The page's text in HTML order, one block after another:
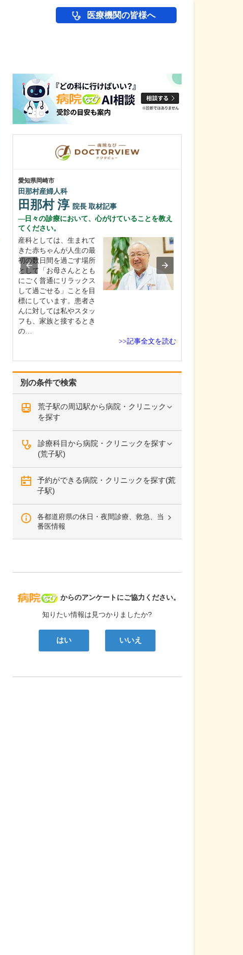
医療機関の皆様へ
別の条件で検索
荒子駅の周辺駅から病院・クリニック
を探す
診療科目から病院・クリニックを探す
(荒子駅)
予約ができる病院・クリニックを探す(荒
子駅)
各都道府県の休日・夜間診療、救急、当
番医情報
病院なび
からのアンケートにご協力ください。
知りたい情報は見つかりましたか?
はい いいえ
愛知県岡崎市
田那村産婦人科
田那村 淳 院長 取材記事
日々の診療において、心がけていることを教え
てください。
産科としては、生まれて
きた赤ちゃんが人生の最
初の数日間を過ごす場所
として「お母さんととも
にごく普通にリラックス
して過ごせる」ことを目
標にしています。患者さ
んに対しては私やスタッ
フも、家族と接するとき
の…
>>記事全文を読む